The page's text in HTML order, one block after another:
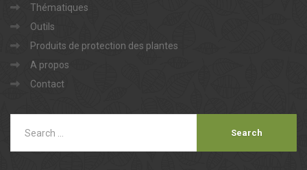
Thématiques
Outils
Produits de protection des plantes
A propos
Contact